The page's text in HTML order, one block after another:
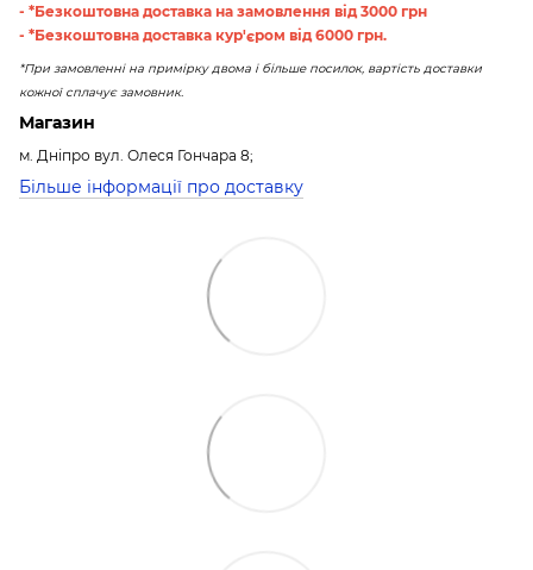
- *Безкоштовна доставка на замовлення від 3000 грн
- *Безкоштовна доставка кур'єром від 6000 грн.
*При замовленні на примірку двома і більше посилок, вартість доставки
кожної сплачує замовник.
Магазин
м. Дніпро вул. Олеся Гончара 8;
Більше інформації про доставку